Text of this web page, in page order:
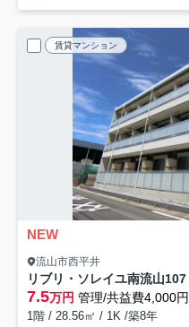
賃貸マンション
NEW
流山市西平井
リブリ・ソレイユ南流山107
7.5万円 管理/共益費4,000円
1階 / 28.56㎡ / 1K /築8年